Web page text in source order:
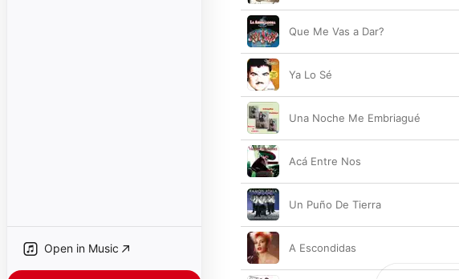
Open in Music
Que Me Vas a Dar?
Ya Lo Sé
Una Noche Me Embriagué
Acá Entre Nos
Un Puño De Tierra
A Escondidas